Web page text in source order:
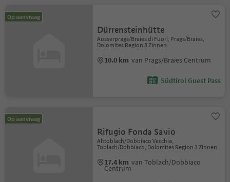
Op aanvraag
Dürrensteinhütte
Ausserprags/Braies di Fuori, Prags/Braies,
Dolomites Region 3 Zinnen
10.0 km van Prags/Braies Centrum
Südtirol Guest Pass
Op aanvraag
Rifugio Fonda Savio
Alttoblach/Dobbiaco Vecchia,
Toblach/Dobbiaco, Dolomites Region 3 Zinnen
17.4 km van Toblach/Dobbiaco
Centrum